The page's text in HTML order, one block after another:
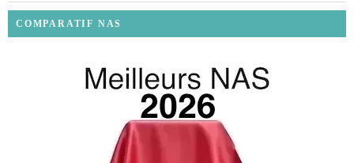
COMPARATIF NAS